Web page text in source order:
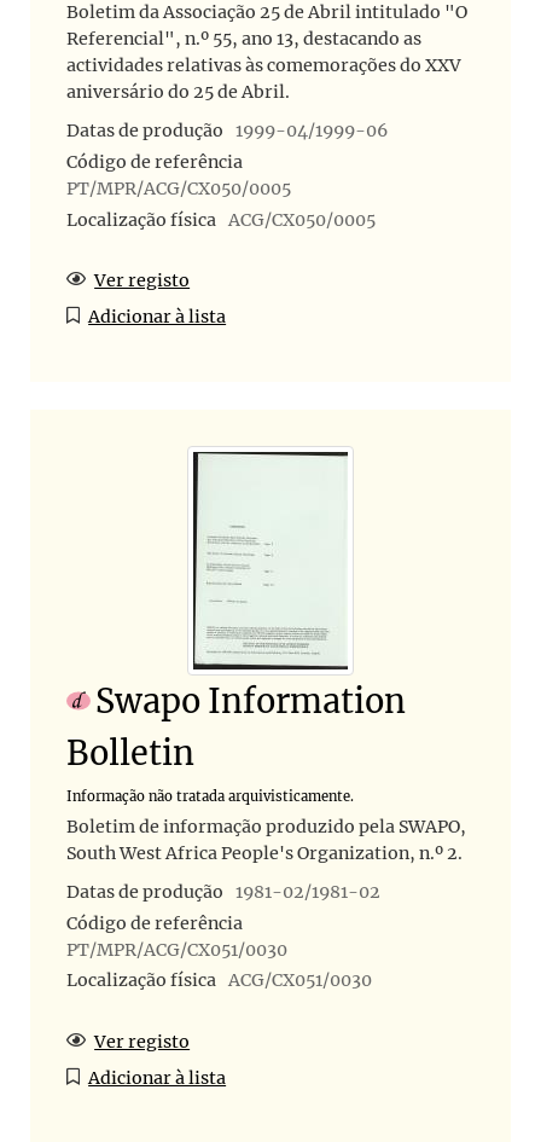
Boletim da Associação 25 de Abril intitulado "O
Referencial", n.º 55, ano 13, destacando as
actividades relativas às comemorações do XXV
aniversário do 25 de Abril.
Datas de produção
1999-04/1999-06
Código de referência
PT/MPR/ACG/CX050/0005
Localização física ACG/CX050/0005
Ver registo
Adicionar à lista
Swapo Information
Bolletin
Informação não tratada arquivisticamente.
Boletim de informação produzido pela SWAPO,
South West Africa People's Organization, n.º 2.
Datas de produção
1981-02/1981-02
Código de referência
PT/MPR/ACG/CX051/0030
Localização física ACG/CX051/0030
Ver registo
Adicionar à lista